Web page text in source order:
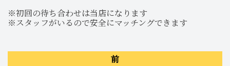
※初回の待ち合わせは当店になります
※スタッフがいるので安全にマッチングできます
前